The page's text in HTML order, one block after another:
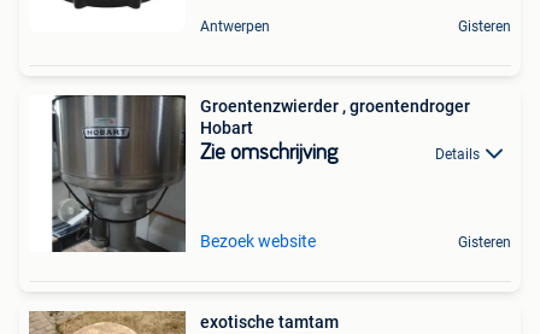
Antwerpen Gisteren
Groentenzwierder , groentendroger
Hobart
Zie omschrijving Details
Bezoek website Gisteren
exotische tamtam